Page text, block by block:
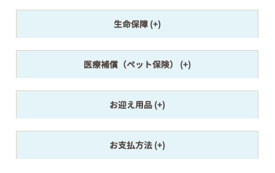
生命保障
医療補償（ペット保険）
お迎え用品
お支払方法